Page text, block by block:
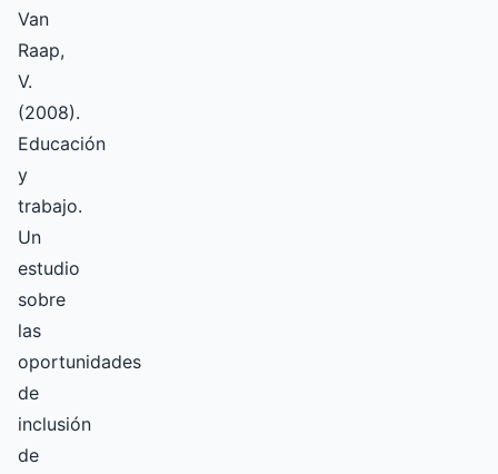
Van
Raap,
V.
(2008).
Educación
y
trabajo.
Un
estudio
sobre
las
oportunidades
de
inclusión
de